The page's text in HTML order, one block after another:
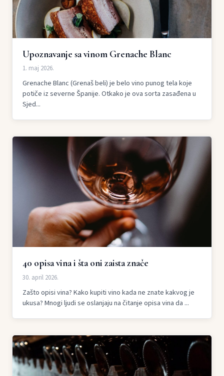
Upoznavanje sa vinom Grenache Blanc
1. maj 2026.
Grenache Blanc (Grenaš beli) je belo vino punog tela koje
potiče iz severne Španije. Otkako je ova sorta zasađena u
Sjed...
40 opisa vina i šta oni zaista znače
30. april 2026.
Zašto opisi vina? Kako kupiti vino kada ne znate kakvog je
ukusa? Mnogi ljudi se oslanjaju na čitanje opisa vina da ...